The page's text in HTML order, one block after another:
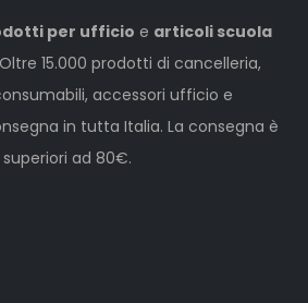
per ufficio e articoli scuola
15.000 prodotti di cancelleria,
accessori ufficio e
in tutta Italia. La consegna è
ad 80€.